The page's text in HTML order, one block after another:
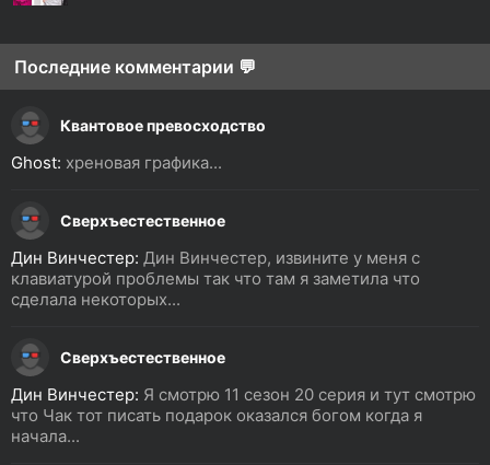
Последние комментарии 💬
Квантовое превосходство
Ghost: хреновая графика...
Сверхъестественное
Дин Винчестер: Дин Винчестер, извините у меня с
клавиатурой проблемы так что там я заметила что
сделала некоторых...
Сверхъестественное
Дин Винчестер: Я смотрю 11 сезон 20 серия и тут смотрю
что Чак тот писать подарок оказался богом когда я
начала...